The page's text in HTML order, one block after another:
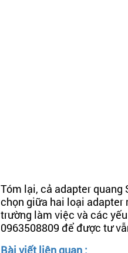
Tóm lại, cả adapter quang
chọn giữa hai loại adapter
trường làm việc và các
0963508809 để được tư
Bài viết liên quan :